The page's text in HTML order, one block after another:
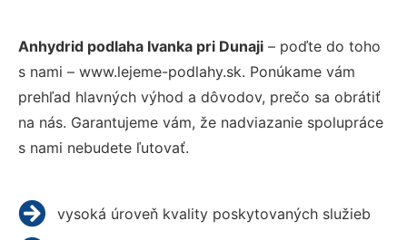
Anhydrid podlaha Ivanka pri Dunaji – poďte do toho
s nami – www.lejeme-podlahy.sk. Ponúkame vám
prehľad hlavných výhod a dôvodov, prečo sa obrátiť
na nás. Garantujeme vám, že nadviazanie spolupráce
s nami nebudete ľutovať.
vysoká úroveň kvality poskytovaných služieb